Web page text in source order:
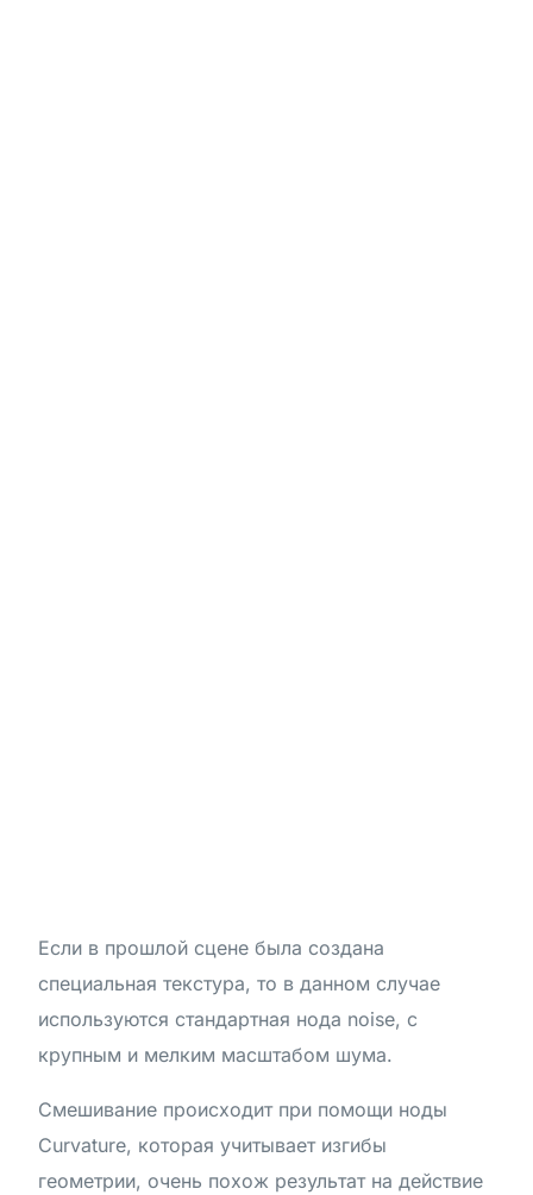
Если в прошлой сцене была создана
специальная текстура, то в данном случае
используются стандартная нода noise, с
крупным и мелким масштабом шума.
Смешивание происходит при помощи ноды
Curvature, которая учитывает изгибы
геометрии, очень похож результат на действие